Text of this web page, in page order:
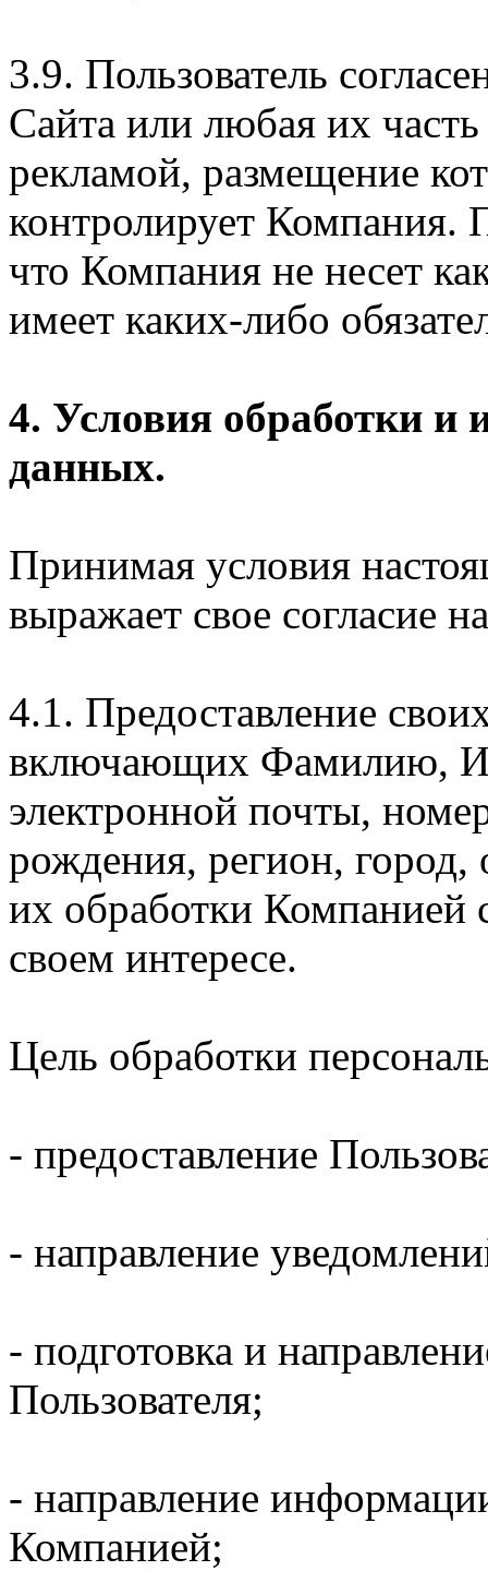
3.9. Пользователь
Сайта или любая их
рекламой, размещение
контролирует Компания.
что Компания не несет
имеет каких-либо
4. Условия обработки и
данных.
Принимая условия
выражает свое согласие
4.1. Предоставление
включающих Фамилию,
электронной почты,
рождения, регион,
их обработки Компанией
своем интересе.
Цель обработки
- предоставление
- направление
- подготовка и
Пользователя;
- направление
Компанией;